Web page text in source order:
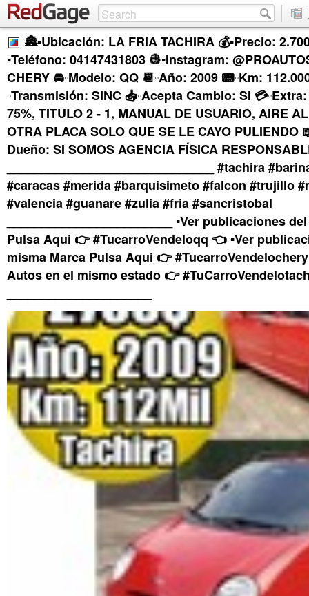
🏯▪Ubicación: LA FRIA TACHIRA 💰▪Precio:
▪Teléfono: 04147431803 👷▪Instagram:
CHERY 🚘▫Modelo: QQ 📆▫Año: 2009 📟▫Km:
▫Transmisión: SINC 📥▫Acepta Cambio: SI
75%, TITULO 2 - 1, MANUAL DE USUARIO, AIRE
OTRA PLACA SOLO QUE SE LE CAYO PULIENDO
Dueño: SI SOMOS AGENCIA FÍSICA
______________________________ #tachira
#caracas #merida #barquisimeto #falcon #trujillo
#valencia #guanare #zulia #fria #sancristobal
________________________ ▪︎Ver publicaciones
Pulsa Aqui 👉 #TucarroVendeloqq 👈 ▪︎Ver
misma Marca Pulsa Aqui 👉
Autos en el mismo estado 👉